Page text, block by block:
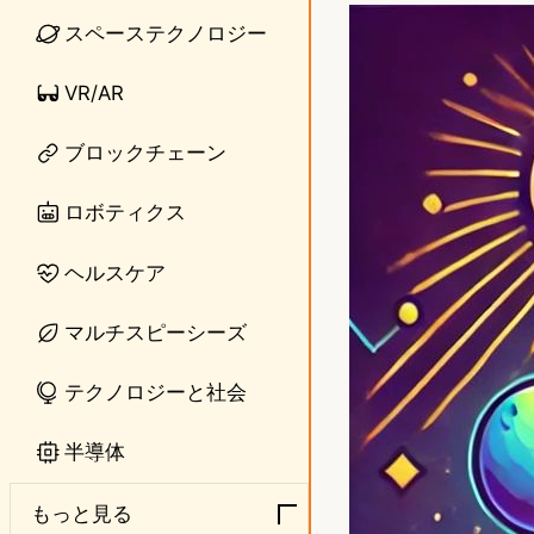
スペーステクノロジー
VR/AR
ブロックチェーン
ロボティクス
ヘルスケア
マルチスピーシーズ
テクノロジーと社会
半導体
もっと見る
t
o
d
o
n